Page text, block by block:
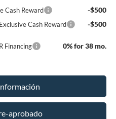
Cash Reward -$500
Cash Reward -$500
Financing 0% for 38 mo.
aprobado